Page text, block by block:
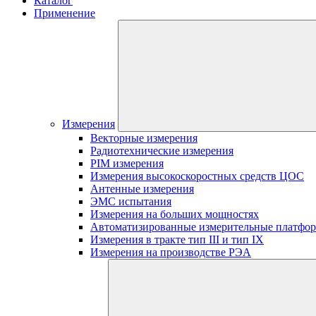
Применение
Измерения
Векторные измерения
Радиотехнические измерения
PIM измерения
Измерения высокоскоростных средств ЦОС
Антенные измерения
ЭМС испытания
Измерения на больших мощностях
Автоматизированные измерительные
Измерения в тракте тип III и тип IX
Измерения на производстве РЭА